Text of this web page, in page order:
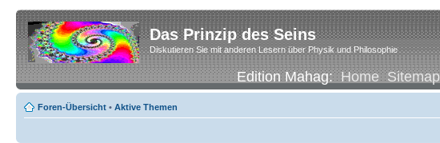
Das Prinzip des Seins
Diskutieren Sie mit anderen Lesern über Physik und Philosophie
Edition Mahag:Home Sitemap
Foren-Übersicht • Aktive Themen